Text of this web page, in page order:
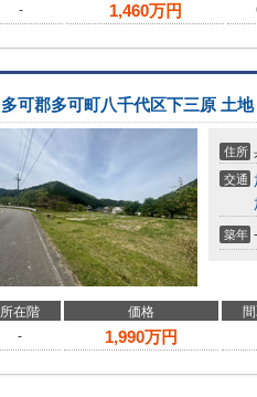
-
1,460万円
多可郡多可町八千代区下三原 土地
住所
交通
築年 -
所在階 価格
-
1,990万円